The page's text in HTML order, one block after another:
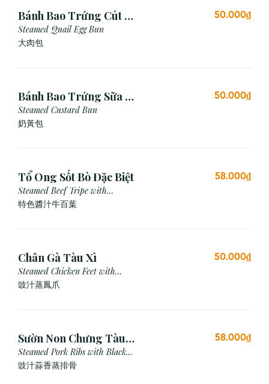
Bánh Bao Trứng Cút (3
Cái)
Steamed Quail Egg Bun
大肉包
50.000₫
Bánh Bao Trứng Sữa (3
Cái)
Steamed Custard Bun
奶黃包
50.000₫
Tổ Ong Sốt Bò Đặc Biệt
Steamed Beef Tripe with
Special Sauce
特色醬汁牛百葉
58.000₫
Chân Gà Tàu Xì
Steamed Chicken Feet with
Black Bean Sauce
豉汁蒸鳳爪
50.000₫
Sườn Non Chưng Tàu
Xì Tỏi
Steamed Pork Ribs with Black
Bean & Garlic Sauce
豉汁蒜香蒸排骨
58.000₫